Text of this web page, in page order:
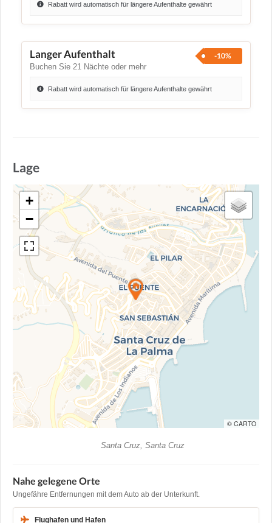
Rabatt wird automatisch für längere Aufenthalte gewährt
Langer Aufenthalt
-10%
Buchen Sie 21 Nächte oder mehr
Rabatt wird automatisch für längere Aufenthalte gewährt
Lage
+
−
© CARTO
Santa Cruz, Santa Cruz
Nahe gelegene Orte
Ungefähre Entfernungen mit dem Auto ab der Unterkunft.
Flughafen und Hafen